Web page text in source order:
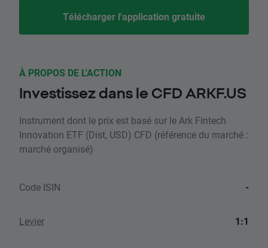
Télécharger l'application gratuite
À PROPOS DE L'ACTION
Investissez dans le CFD ARKF.US
Instrument dont le prix est basé sur le Ark Fintech
Innovation ETF (Dist, USD) CFD (référence du marché :
marché organisé)
Code ISIN -
Levier 1:1